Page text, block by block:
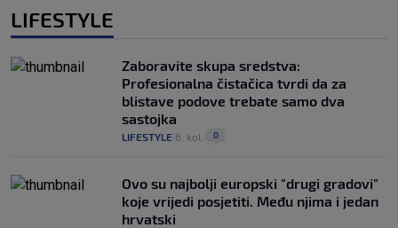
LIFESTYLE
Zaboravite skupa sredstva:
Profesionalna čistačica tvrdi da za
blistave podove trebate samo dva
sastojka
LIFESTYLE 6. kol. 0
Ovo su najbolji europski "drugi gradovi"
koje vrijedi posjetiti. Među njima i jedan
hrvatski